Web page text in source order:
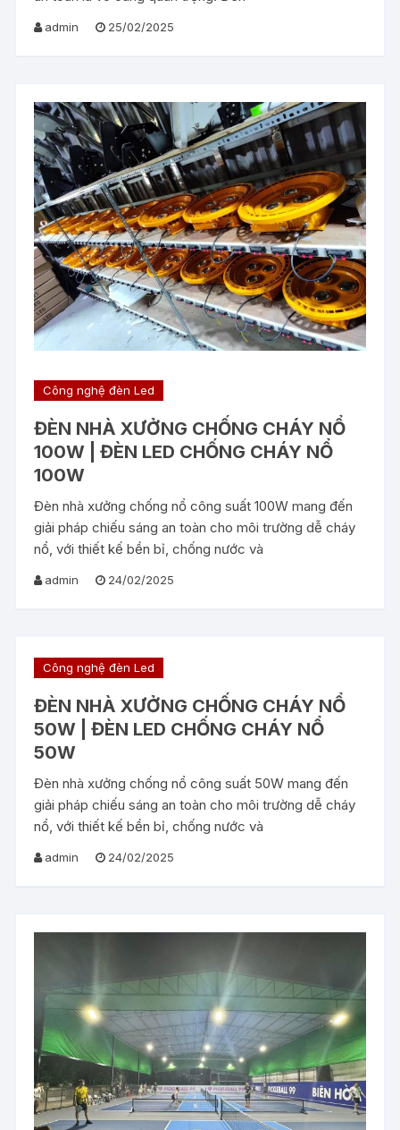
admin 25/02/2025
Công nghệ đèn Led
ĐÈN NHÀ XƯỞNG CHỐNG CHÁY NỔ
100W | ĐÈN LED CHỐNG CHÁY NỔ
100W
Đèn nhà xưởng chống nổ công suất 100W mang đến
giải pháp chiếu sáng an toàn cho môi trường dễ cháy
nổ, với thiết kế bền bỉ, chống nước và
admin 24/02/2025
Công nghệ đèn Led
ĐÈN NHÀ XƯỞNG CHỐNG CHÁY NỔ
50W | ĐÈN LED CHỐNG CHÁY NỔ
50W
Đèn nhà xưởng chống nổ công suất 50W mang đến
giải pháp chiếu sáng an toàn cho môi trường dễ cháy
nổ, với thiết kế bền bỉ, chống nước và
admin 24/02/2025